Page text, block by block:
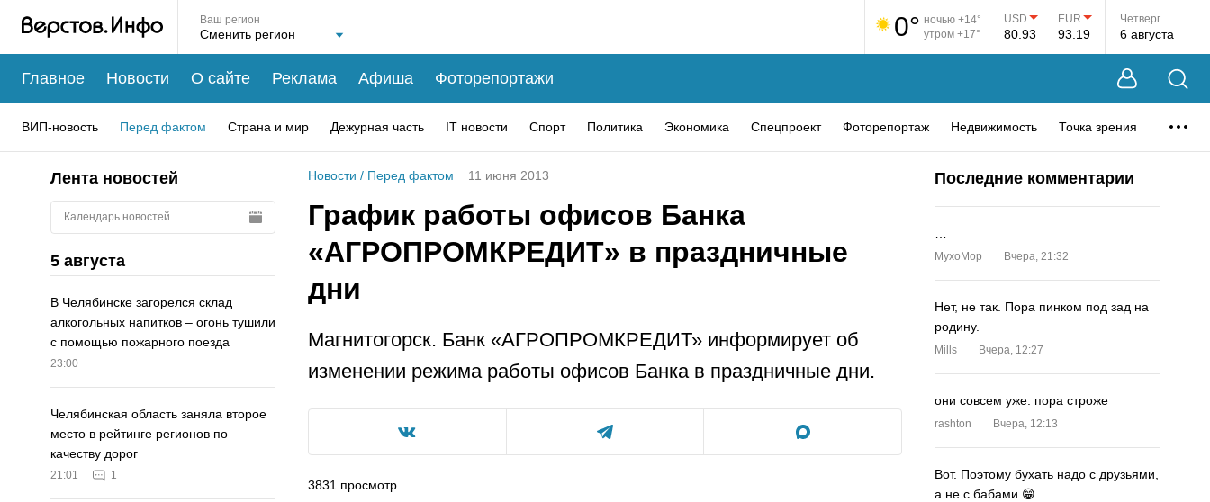
Ваш регион 0° ночью +14°
утром +17°
USD
80.93
EUR
93.19
Четверг
6 августа
Главное Новости О сайте Реклама Афиша Фоторепортажи
ВИП-новость Перед фактом Страна и мир Дежурная часть IT новости Спорт Политика Экономика Спецпроект Фоторепортаж Недвижимость Точка зрения
Лента новостей
Календарь новостей
5 августа
В Челябинске загорелся склад
алкогольных напитков – огонь тушили
с помощью пожарного поезда
23:00
Челябинская область заняла второе
место в рейтинге регионов по
качеству дорог
21:01 1
Новости / Перед фактом 11 июня 2013
График работы офисов Банка
«АГРОПРОМКРЕДИТ» в праздничные
дни
Магнитогорск. Банк «АГРОПРОМКРЕДИТ» информирует об
изменении режима работы офисов Банка в праздничные дни.
3831 просмотр
Последние комментарии
MyxoMop Вчера, 21:32
Нет, не так. Пора пинком под зад на
родину.
Mills Вчера, 12:27
они совсем уже. пора строже
rashton Вчера, 12:13
Вот. Поэтому бухать надо с друзьями,
а не с бабами 😁